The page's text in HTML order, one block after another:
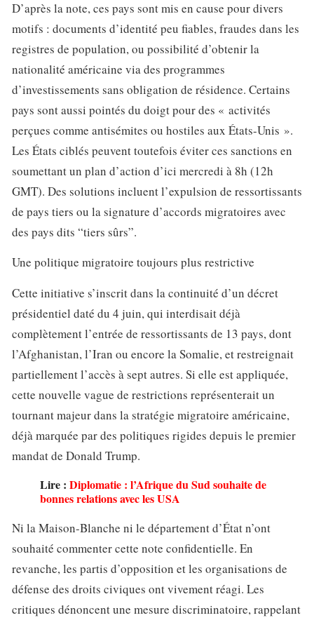
D’après la note, ces pays sont mis en cause pour divers
motifs : documents d’identité peu fiables, fraudes dans les
registres de population, ou possibilité d’obtenir la
nationalité américaine via des programmes
d’investissements sans obligation de résidence. Certains
pays sont aussi pointés du doigt pour des « activités
perçues comme antisémites ou hostiles aux États-Unis ».
Les États ciblés peuvent toutefois éviter ces sanctions en
soumettant un plan d’action d’ici mercredi à 8h (12h
GMT). Des solutions incluent l’expulsion de ressortissants
de pays tiers ou la signature d’accords migratoires avec
des pays dits “tiers sûrs”.
Une politique migratoire toujours plus restrictive
Cette initiative s’inscrit dans la continuité d’un décret
présidentiel daté du 4 juin, qui interdisait déjà
complètement l’entrée de ressortissants de 13 pays, dont
l’Afghanistan, l’Iran ou encore la Somalie, et restreignait
partiellement l’accès à sept autres. Si elle est appliquée,
cette nouvelle vague de restrictions représenterait un
tournant majeur dans la stratégie migratoire américaine,
déjà marquée par des politiques rigides depuis le premier
mandat de Donald Trump.
Lire : Diplomatie : l’Afrique du Sud souhaite de
bonnes relations avec les USA
Ni la Maison-Blanche ni le département d’État n’ont
souhaité commenter cette note confidentielle. En
revanche, les partis d’opposition et les organisations de
défense des droits civiques ont vivement réagi. Les
critiques dénoncent une mesure discriminatoire, rappelant